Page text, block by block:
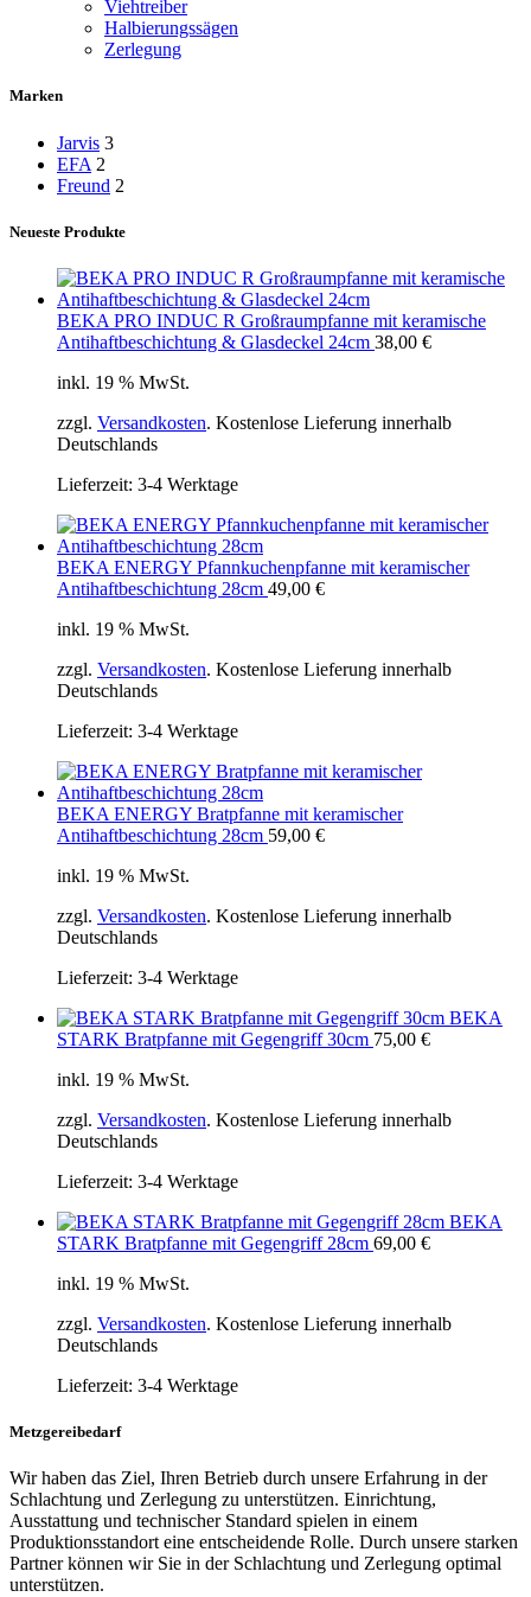
Viehtreiber
Halbierungssägen
Zerlegung
Marken
Jarvis 3
EFA 2
Freund 2
Neueste Produkte
BEKA PRO INDUC R Großraumpfanne mit keramische
Antihaftbeschichtung & Glasdeckel 24cm 38,00 €
inkl. 19 % MwSt.
zzgl. Versandkosten. Kostenlose Lieferung innerhalb
Deutschlands
Lieferzeit: 3-4 Werktage
BEKA ENERGY Pfannkuchenpfanne mit keramischer
Antihaftbeschichtung 28cm 49,00 €
inkl. 19 % MwSt.
zzgl. Versandkosten. Kostenlose Lieferung innerhalb
Deutschlands
Lieferzeit: 3-4 Werktage
BEKA ENERGY Bratpfanne mit keramischer
Antihaftbeschichtung 28cm 59,00 €
inkl. 19 % MwSt.
zzgl. Versandkosten. Kostenlose Lieferung innerhalb
Deutschlands
Lieferzeit: 3-4 Werktage
BEKA
STARK Bratpfanne mit Gegengriff 30cm 75,00 €
inkl. 19 % MwSt.
zzgl. Versandkosten. Kostenlose Lieferung innerhalb
Deutschlands
Lieferzeit: 3-4 Werktage
BEKA
STARK Bratpfanne mit Gegengriff 28cm 69,00 €
inkl. 19 % MwSt.
zzgl. Versandkosten. Kostenlose Lieferung innerhalb
Deutschlands
Lieferzeit: 3-4 Werktage
Metzgereibedarf
Wir haben das Ziel, Ihren Betrieb durch unsere Erfahrung in der
Schlachtung und Zerlegung zu unterstützen. Einrichtung,
Ausstattung und technischer Standard spielen in einem
Produktionsstandort eine entscheidende Rolle. Durch unsere starken
Partner können wir Sie in der Schlachtung und Zerlegung optimal
unterstützen.